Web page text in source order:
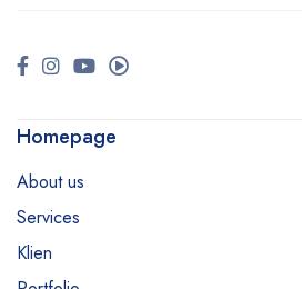
Homepage
About us
Services
Klien